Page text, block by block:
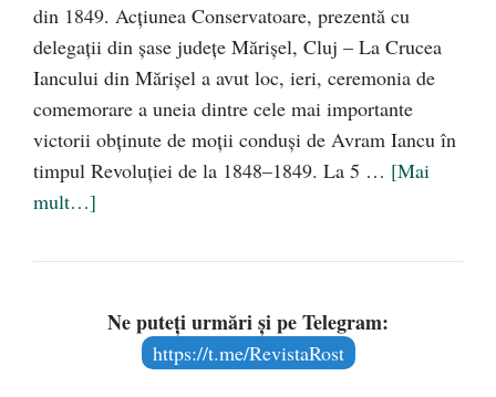
din 1849. Acțiunea Conservatoare, prezentă cu
delegații din șase județe Mărișel, Cluj – La Crucea
Iancului din Mărișel a avut loc, ieri, ceremonia de
comemorare a uneia dintre cele mai importante
victorii obținute de moții conduși de Avram Iancu în
timpul Revoluției de la 1848–1849. La 5 … [Mai
mult…]
Ne puteți urmări și pe Telegram:
https://t.me/RevistaRost